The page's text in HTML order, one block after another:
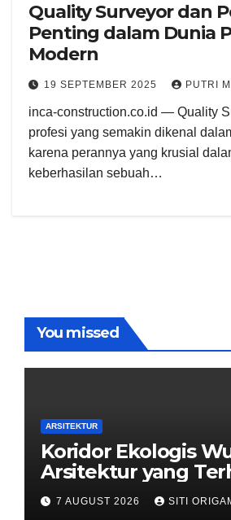
Quality Surveyor dan
Penting dalam Dunia
Modern
19 SEPTEMBER 2025 PUTRI
inca-construction.co.id — Quality
profesi yang semakin dikenal
karena perannya yang krusial
keberhasilan sebuah…
You missed
ARSITEKTUR
Koridor Ekologis
Arsitektur yang
dengan Alam
7 AUGUST 2026 SITI